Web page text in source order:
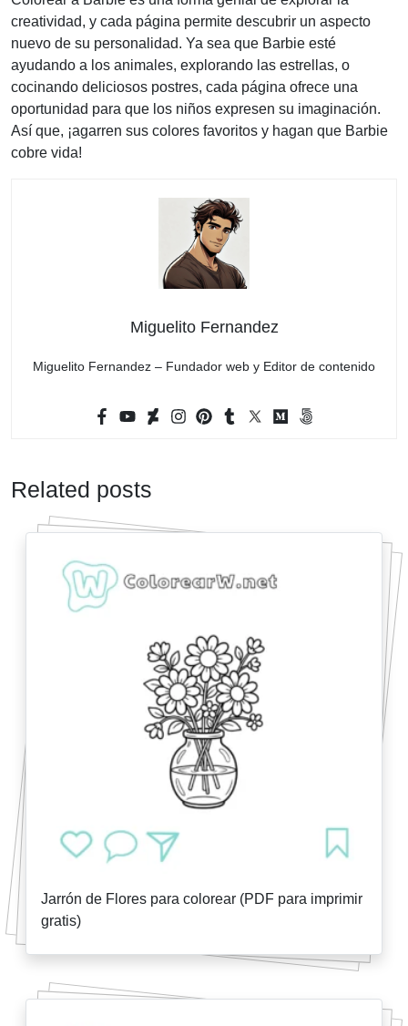
creatividad, y cada página permite descubrir un aspecto
nuevo de su personalidad. Ya sea que Barbie esté
ayudando a los animales, explorando las estrellas, o
cocinando deliciosos postres, cada página ofrece una
oportunidad para que los niños expresen su imaginación.
Así que, ¡agarren sus colores favoritos y hagan que Barbie
cobre vida!
Miguelito Fernandez
Miguelito Fernandez – Fundador web y Editor de contenido
Related posts
Jarrón de Flores para colorear (PDF para imprimir
gratis)